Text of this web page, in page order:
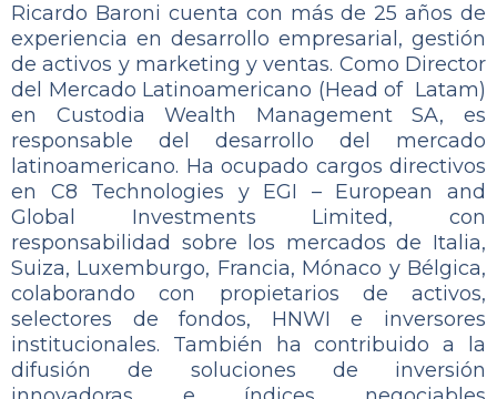
Ricardo Baroni cuenta con más de 25 años de
experiencia en desarrollo empresarial, gestión
de activos y marketing y ventas. Como Director
del Mercado Latinoamericano (Head of Latam)
en Custodia Wealth Management SA, es
responsable del desarrollo del mercado
latinoamericano. Ha ocupado cargos directivos
en C8 Technologies y EGI – European and
Global Investments Limited, con
responsabilidad sobre los mercados de Italia,
Suiza, Luxemburgo, Francia, Mónaco y Bélgica,
colaborando con propietarios de activos,
selectores de fondos, HNWI e inversores
institucionales. También ha contribuido a la
difusión de soluciones de inversión